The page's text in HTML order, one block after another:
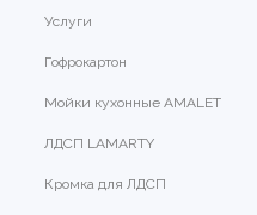
Услуги
Гофрокартон
Мойки кухонные AMALET
ЛДСП LAMARTY
Кромка для ЛДСП